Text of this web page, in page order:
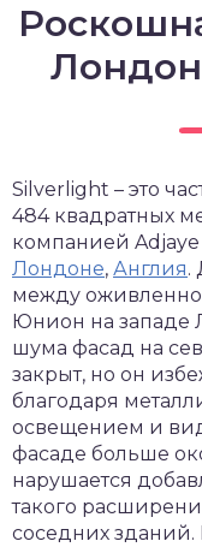
Silverlight – это
484 квадратных
компанией Adjaye
Лондоне, Англия.
между
Юнион на западе
шума фасад на
закрыт, но он
благодаря
освещением и
фасаде больше
нарушается
такого
соседних зданий.